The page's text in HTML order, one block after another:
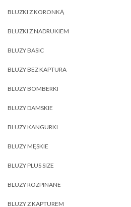
BLUZKI Z KORONKĄ
BLUZKI Z NADRUKIEM
BLUZY BASIC
BLUZY BEZ KAPTURA
BLUZY BOMBERKI
BLUZY DAMSKIE
BLUZY KANGURKI
BLUZY MĘSKIE
BLUZY PLUS SIZE
BLUZY ROZPINANE
BLUZY Z KAPTUREM